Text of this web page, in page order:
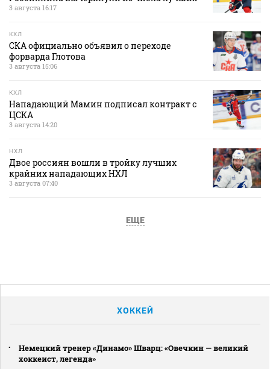
3 августа 16:17
КХЛ
СКА официально объявил о переходе
форварда Глотова
3 августа 15:06
КХЛ
Нападающий Мамин подписал контракт с
ЦСКА
3 августа 14:20
НХЛ
Двое россиян вошли в тройку лучших
крайних нападающих НХЛ
3 августа 07:40
ЕЩЕ
ХОККЕЙ
Немецкий тренер «Динамо» Шварц: «Овечкин — великий
хоккеист, легенда»